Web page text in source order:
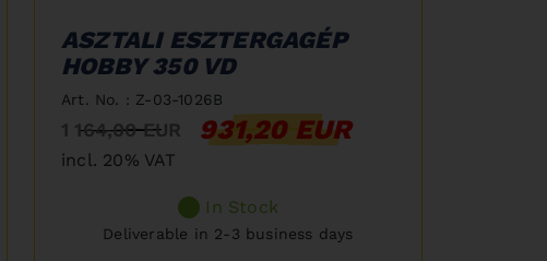
ASZTALI ESZTERGAGÉP
HOBBY 350 VD
Art. No. : Z-03-1026B
1 164,00 EUR 931,20 EUR
incl. 20% VAT
In Stock
Deliverable in 2-3 business days